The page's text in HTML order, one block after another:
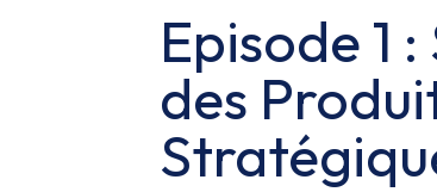
Episode 1
des